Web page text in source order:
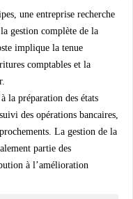
une entreprise recherche
gestion complète de la
implique la tenue
comptables et la
la préparation des états
des opérations bancaires,
La gestion de la
partie des
à l’amélioration